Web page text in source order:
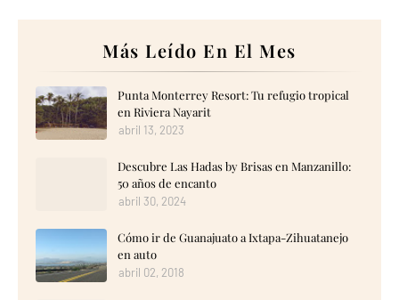
Más Leído En El Mes
Punta Monterrey Resort: Tu refugio tropical
en Riviera Nayarit
abril 13, 2023
Descubre Las Hadas by Brisas en Manzanillo:
50 años de encanto
abril 30, 2024
Cómo ir de Guanajuato a Ixtapa-Zihuatanejo
en auto
abril 02, 2018